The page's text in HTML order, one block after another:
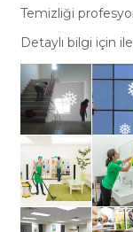
❅
❅
Temizliği
Detaylı bilgi için